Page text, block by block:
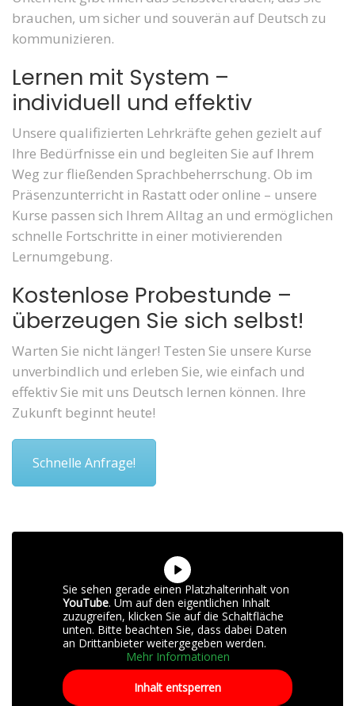
brauchen, um sicher und souverän auf Deutsch zu
kommunizieren.
Lernen mit System –
individuell und effektiv
Unsere qualifizierten Lehrkräfte gehen gezielt auf
Ihre Bedürfnisse ein und begleiten Sie auf Ihrem
Weg zur fließenden Sprachbeherrschung. Ob im
Präsenzunterricht in Rastatt oder online – unsere
Kurse passen sich Ihrem Alltag an und ermöglichen
schnelle Fortschritte in einer motivierenden
Lernumgebung.
Kostenlose Probestunde –
überzeugen Sie sich selbst!
Warten Sie nicht länger! Testen Sie unsere Kurse
unverbindlich und erleben Sie, wie einfach und
effektiv Sie mit uns Deutsch lernen können. Ihre
Zukunft beginnt heute!
Schnelle Anfrage!
Sie sehen gerade einen Platzhalterinhalt von
YouTube. Um auf den eigentlichen Inhalt
zuzugreifen, klicken Sie auf die Schaltfläche
unten. Bitte beachten Sie, dass dabei Daten
an Drittanbieter weitergegeben werden.
Mehr Informationen
Inhalt entsperren